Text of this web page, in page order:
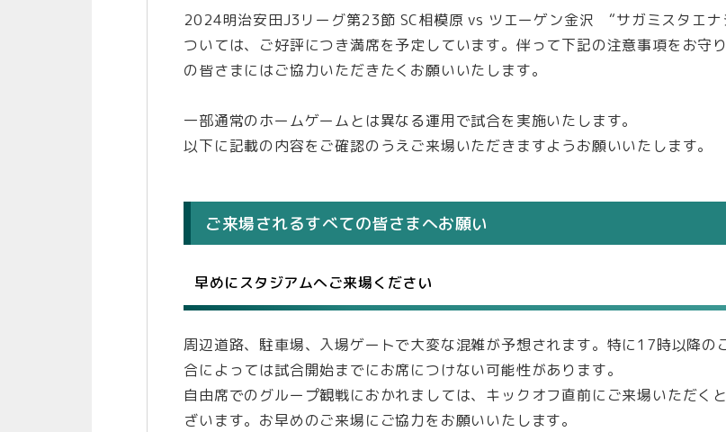
2024明治安田J3リーグ第23節 SC相模原 vs ツエーゲン金沢 “サガミスタエ
ついては、ご好評につき満席を予定しています。伴って下記の注意事項をお守
の皆さまにはご協力いただきたくお願いいたします。
一部通常のホームゲームとは異なる運用で試合を実施いたします。
以下に記載の内容をご確認のうえご来場いただきますようお願いいたします。
ご来場されるすべての皆さまへお願い
早めにスタジアムへご来場ください
周辺道路、駐車場、入場ゲートで大変な混雑が予想されます。特に17時以降の
合によっては試合開始までにお席につけない可能性があります。
自由席でのグループ観戦におかれましては、キックオフ直前にご来場いただく
ざいます。お早めのご来場にご協力をお願いいたします。